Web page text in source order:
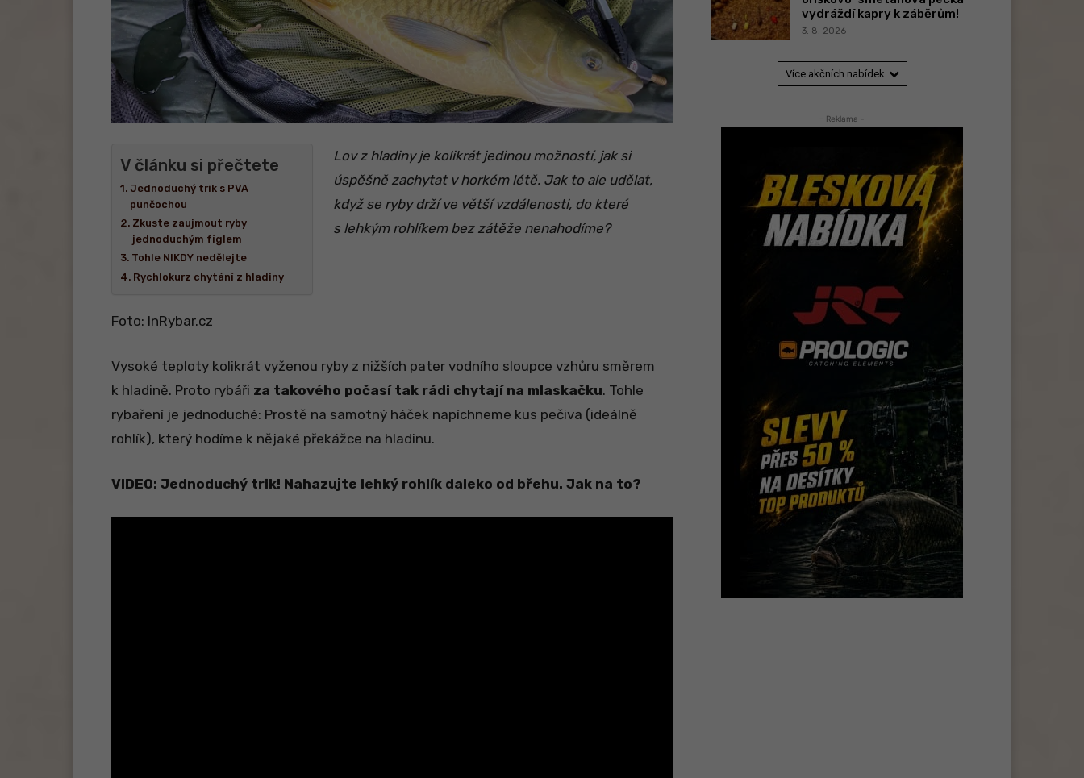
V článku si přečtete
Jednoduchý trik s PVA
punčochou
Zkuste zaujmout ryby
jednoduchým fíglem
Tohle NIKDY nedělejte
Rychlokurz chytání z hladiny
Lov z hladiny je kolikrát jedinou možností, jak si
úspěšně zachytat v horkém létě. Jak to ale udělat,
když se ryby drží ve větší vzdálenosti, do které
s lehkým rohlíkem bez zátěže nenahodíme?
Foto: InRybar.cz
Vysoké teploty kolikrát vyženou ryby z nižších pater vodního sloupce vzhůru směrem
k hladině. Proto rybáři za takového počasí tak rádi chytají na mlaskačku. Tohle
rybaření je jednoduché: Prostě na samotný háček napíchneme kus pečiva (ideálně
rohlík), který hodíme k nějaké překážce na hladinu.
VIDEO: Jednoduchý trik! Nahazujte lehký rohlík daleko od břehu. Jak na to?
vydráždí kapry k záběrům!
3. 8. 2026
Více akčních nabídek
- Reklama -